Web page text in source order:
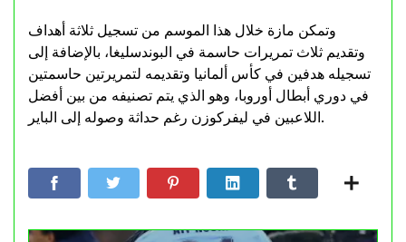
وتمكن مازة خلال هذا الموسم من تسجيل ثلاثة أهداف
وتقديم ثلاث تمريرات حاسمة في البوندسليغا، بالإضافة إلى
تسجيله هدفين في كأس ألمانيا وتقديمه لتمريرتين حاسمتين
في دوري أبطال أوروبا، وهو الذي يتم تصنيفه من بين أفضل
اللاعبين في ليفركوزن رغم حداثة وصوله إلى الباير.